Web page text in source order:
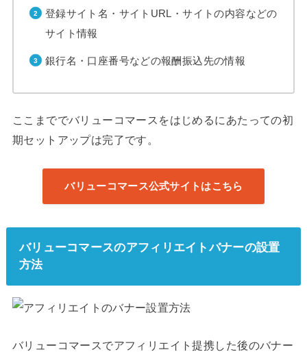
登録サイト名・サイトURL・サイトの内容などの
サイト情報
銀行名・口座番号などの報酬振込先の情報
ここまででバリューコマースをはじめるにあたっての初
期セットアップは完了です。
バリューコマース公式サイトはこちら
バリューコマースのアフィリエイトバナーの設置
方法
バリューコマースでアフィリエイト提携した後のバナー